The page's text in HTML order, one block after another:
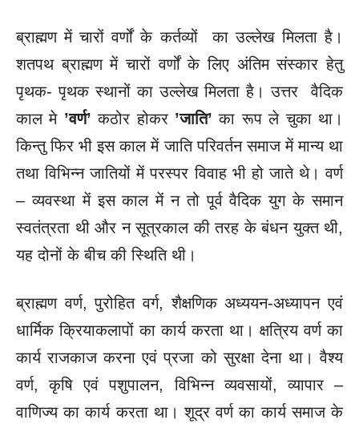
ब्राह्मण में चारों वर्णों के कर्तव्यों का उल्लेख मिलता है।
शतपथ ब्राह्मण में चारों वर्णों के लिए अंतिम संस्कार हेतु
पृथक- पृथक स्थानों का उल्लेख मिलता है। उत्तर वैदिक
काल मे ’वर्ण’ कठोर होकर ’जाति’ का रूप ले चुका था।
किन्तु फिर भी इस काल में जाति परिवर्तन समाज में मान्य था
तथा विभिन्न जातियों में परस्पर विवाह भी हो जाते थे। वर्ण
– व्यवस्था में इस काल में न तो पूर्व वैदिक युग के समान
स्वतंत्रता थी और न सूत्रकाल की तरह के बंधन युक्त थी,
यह दोनों के बीच की स्थिति थी।
ब्राह्मण वर्ण, पुरोहित वर्ग, शैक्षणिक अध्ययन-अध्यापन एवं
धार्मिक क्रियाकलापों का कार्य करता था। क्षत्रिय वर्ण का
कार्य राजकाज करना एवं प्रजा को सुरक्षा देना था। वैश्य
वर्ण, कृषि एवं पशुपालन, विभिन्न व्यवसायों, व्यापार –
वाणिज्य का कार्य करता था। शूद्र वर्ण का कार्य समाज के